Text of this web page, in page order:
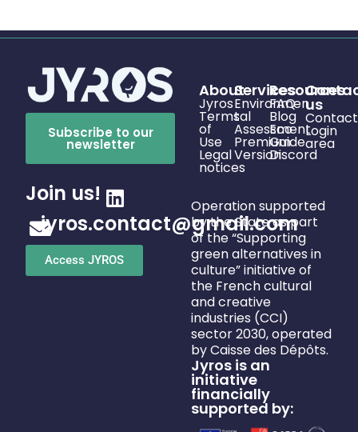
Subscribe to our
newsletter
Join us!
jyros.contact@gmail.com
Access JYROS
About
Jyros
Terms
of
Use
Legal
notices
Services
Environmen
tal
Assessment
Premium
Version
Resources
FAQ
Blog
Eco
Guide
Discord
us
Contact
Login
area
Operation supported
by the State as part
of the “Supporting
green alternatives in
culture” initiative of
the French cultural
and creative
industries (CCI)
sector 2030, operated
by Caisse des Dépôts.
Jyros is an
initiative
financially
supported by: